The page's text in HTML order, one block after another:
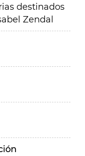
destinados
Zendal